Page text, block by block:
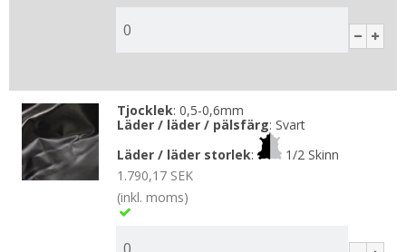
Tjocklek: 0,5-0,6mm
Läder / läder / pälsfärg: Svart
Läder / läder storlek:
1/2 Skinn
1.790,17 SEK
(inkl. moms)